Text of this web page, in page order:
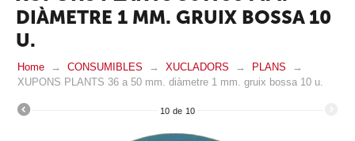
DIÀMETRE 1 MM. GRUIX BOSSA 10
U.
Home CONSUMIBLES XUCLADORS
PLANS
XUPONS PLANTS 36 a 50 mm. diàmetre 1 mm. gruix bossa 10 u.
10 de 10